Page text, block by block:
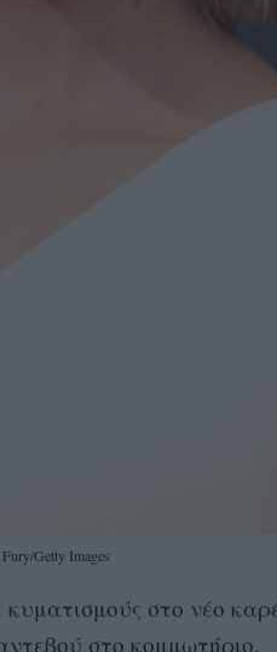
Getty Images
στο νέο
στο κομμωτήριο.